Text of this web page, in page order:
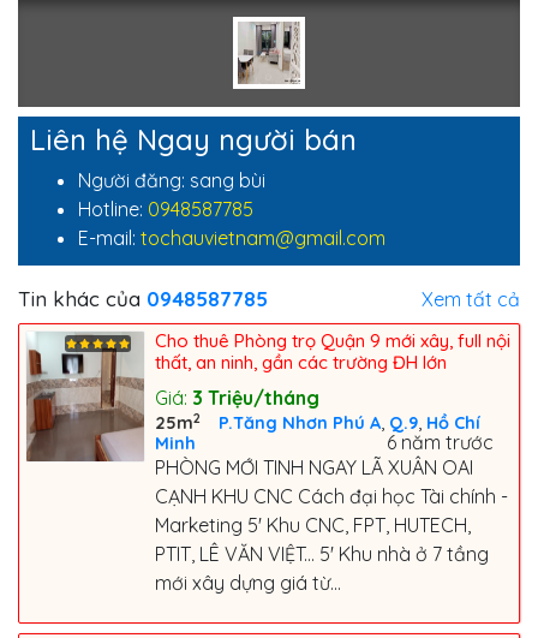
Liên hệ Ngay người bán
Người đăng: sang bùi
Hotline: 0948587785
E-mail: tochauvietnam@gmail.com
Tin khác của 0948587785 Xem tất cả
Cho thuê Phòng trọ Quận 9 mới xây, full nội
thất, an ninh, gần các trường ĐH lớn
Giá: 3 Triệu/tháng
25m2 P.Tăng Nhơn Phú A, Q.9, Hồ Chí
Minh
6 năm trước
PHÒNG MỚI TINH NGAY LÃ XUÂN OAI
CẠNH KHU CNC Cách đại học Tài chính -
Marketing 5' Khu CNC, FPT, HUTECH,
PTIT, LÊ VĂN VIỆT... 5' Khu nhà ở 7 tầng
mới xây dựng giá từ...